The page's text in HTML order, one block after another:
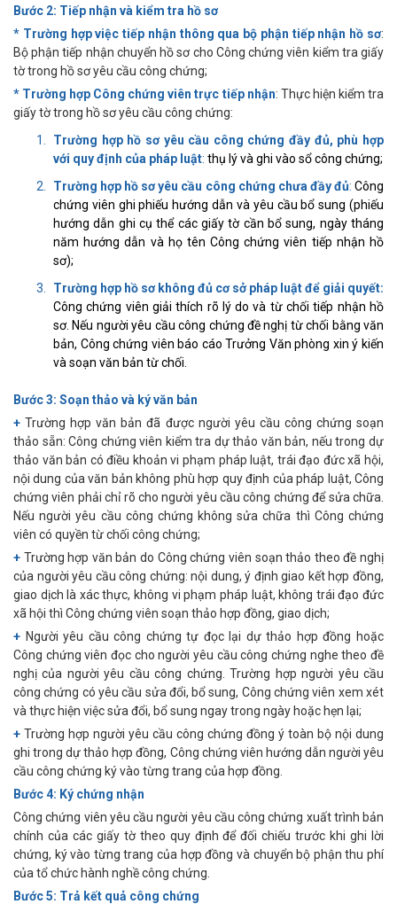
Bước 2: Tiếp nhận và kiểm tra hồ sơ
* Trường hợp việc tiếp nhận thông qua bộ phận tiếp nhận hồ sơ:
Bộ phận tiếp nhận chuyển hồ sơ cho Công chứng viên kiểm tra giấy
tờ trong hồ sơ yêu cầu công chứng;
* Trường hợp Công chứng viên trực tiếp nhận: Thực hiện kiểm tra
giấy tờ trong hồ sơ yêu cầu công chứng:
Trường hợp hồ sơ yêu cầu công chứng đầy đủ, phù hợp
với quy định của pháp luật: thụ lý và ghi vào sổ công chứng;
Trường hợp hồ sơ yêu cầu công chứng chưa đầy đủ:Công
chứng viên ghi phiếu hướng dẫn và yêu cầu bổ sung (phiếu
hướng dẫn ghi cụ thể các giấy tờ cần bổ sung, ngày tháng
năm hướng dẫn và họ tên Công chứng viên tiếp nhận hồ
sơ);
Trường hợp hồ sơ không đủ cơ sở pháp luật để giải quyết:
Công chứng viên giải thích rõ lý do và từ chối tiếp nhận hồ
sơ. Nếu người yêu cầu công chứng đề nghị từ chối bằng văn
bản, Công chứng viên báo cáo Trưởng Văn phòng xin ý kiến
và soạn văn bản từ chối.
Bước 3: Soạn thảo và ký văn bản
+ Trường hợp văn bản đã được người yêu cầu công chứng soạn
thảo sẵn: Công chứng viên kiểm tra dự thảo văn bản, nếu trong dự
thảo văn bản có điều khoản vi phạm pháp luật, trái đạo đức xã hội,
nội dung của văn bản không phù hợp quy định của pháp luật, Công
chứng viên phải chỉ rõ cho người yêu cầu công chứng để sửa chữa.
Nếu người yêu cầu công chứng không sửa chữa thì Công chứng
viên có quyền từ chối công chứng;
+ Trường hợp văn bản do Công chứng viên soạn thảo theo đề nghị
của người yêu cầu công chứng: nội dung, ý định giao kết hợp đồng,
giao dịch là xác thực, không vi phạm pháp luật, không trái đạo đức
xã hội thì Công chứng viên soạn thảo hợp đồng, giao dịch;
+ Người yêu cầu công chứng tự đọc lại dự thảo hợp đồng hoặc
Công chứng viên đọc cho người yêu cầu công chứng nghe theo đề
nghị của người yêu cầu công chứng. Trường hợp người yêu cầu
công chứng có yêu cầu sửa đổi, bổ sung, Công chứng viên xem xét
và thực hiện việc sửa đổi, bổ sung ngay trong ngày hoặc hẹn lại;
+ Trường hợp người yêu cầu công chứng đồng ý toàn bộ nội dung
ghi trong dự thảo hợp đồng, Công chứng viên hướng dẫn người yêu
cầu công chứng ký vào từng trang của hợp đồng.
Bước 4: Ký chứng nhận
Công chứng viên yêu cầu người yêu cầu công chứng xuất trình bản
chính của các giấy tờ theo quy định để đối chiếu trước khi ghi lời
chứng, ký vào từng trang của hợp đồng và chuyển bộ phận thu phí
của tổ chức hành nghề công chứng.
Bước 5: Trả kết quả công chứng